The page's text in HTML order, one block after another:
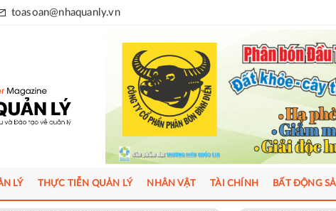
toasoan@nhaquanly.vn
LÝ THỰC TIỄN QUẢN LÝ NHÂN VẬT TÀI CHÍNH BẤT ĐỘNG